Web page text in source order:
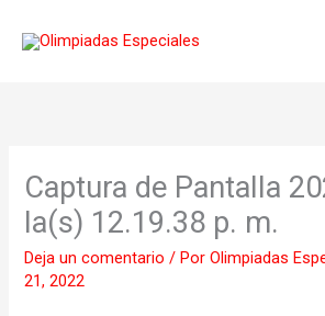
Captura de Pantalla
la(s) 12.19.38 p. m.
Deja un comentario / PorOlimpiadas
21, 2022